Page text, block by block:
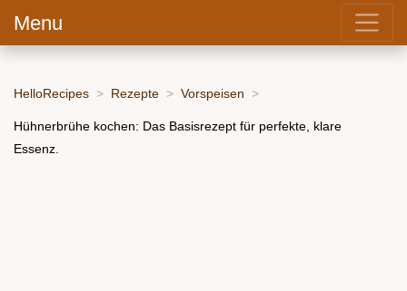
Menu
HelloRecipes Rezepte Vorspeisen
Hühnerbrühe kochen: Das Basisrezept für perfekte, klare
Essenz.